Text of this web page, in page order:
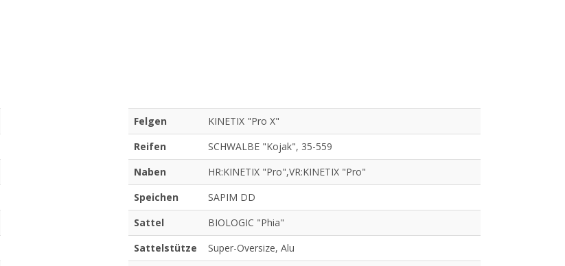
Felgen
KINETIX "Pro X"
Reifen
SCHWALBE "Kojak", 35-559
Naben
HR:KINETIX "Pro",VR:KINETIX "Pro"
Speichen
SAPIM DD
Sattel
BIOLOGIC "Phia"
Sattelstütze
Super-Oversize, Alu